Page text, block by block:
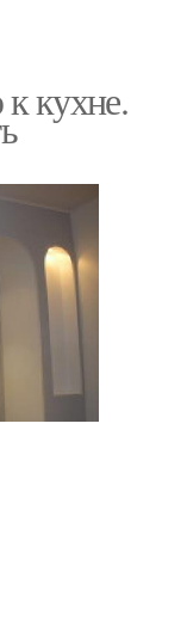
кухне.